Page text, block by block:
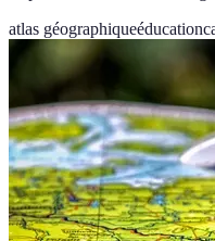
atlas géographiqueéducation